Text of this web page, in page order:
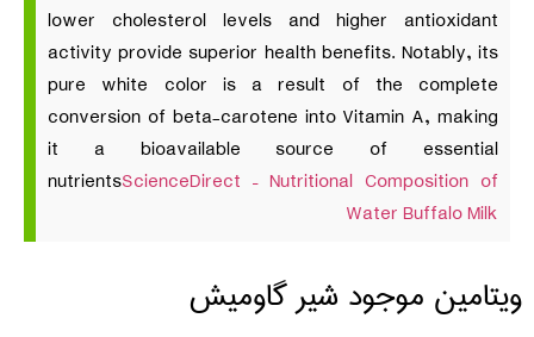
lower cholesterol levels and higher antioxidant
activity provide superior health benefits. Notably, its
pure white color is a result of the complete
conversion of beta-carotene into Vitamin A, making
it a bioavailable source of essential
nutrientsScienceDirect – Nutritional Composition of
Water Buffalo Milk
ویتامین موجود شیر گاومیش